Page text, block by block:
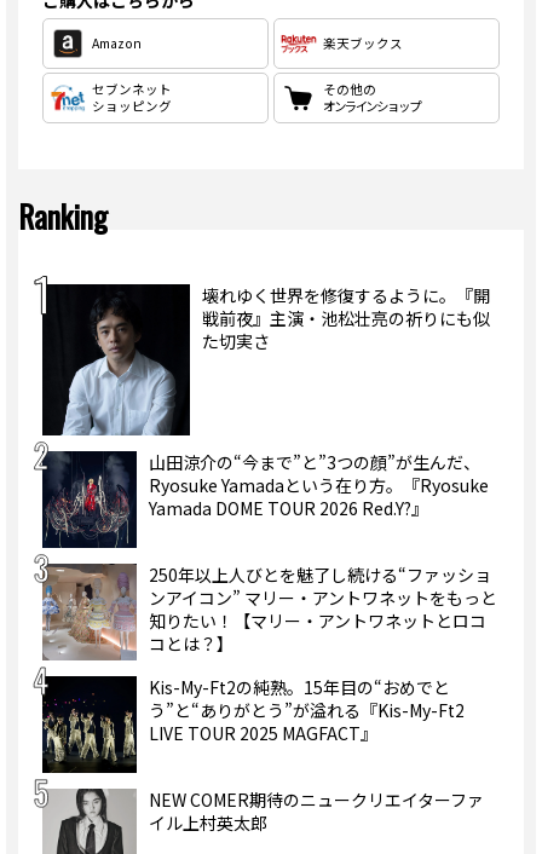
Amazon 楽天ブックス
セブンネット
ショッピング
その他の
オンラインショップ
Ranking
壊れゆく世界を修復するように。『開
戦前夜』主演・池松壮亮の祈りにも似
た切実さ
山田涼介の“今まで”と”3つの顔”が生んだ、
Ryosuke Yamadaという在り方。『Ryosuke
Yamada DOME TOUR 2026 Red.Y?』
250年以上人びとを魅了し続ける“ファッショ
ンアイコン” マリー・アントワネットをもっと
知りたい！【マリー・アントワネットとロコ
コとは？】
Kis-My-Ft2の純熟。15年目の“おめでと
う”と“ありがとう”が溢れる『Kis-My-Ft2
LIVE TOUR 2025 MAGFACT』
NEW COMER期待のニュークリエイターファ
イル上村英太郎